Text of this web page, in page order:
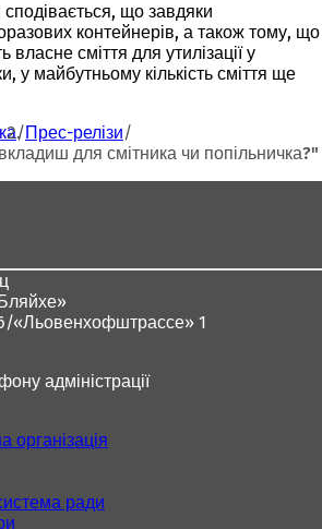
сподівається, що завдяки
контейнерів, а також тому, що
сміття для утилізації у
у майбутньому кількість сміття ще
Прес-релізи
для смітника чи попільничка?"
«Льовенхофштрассе» 1
адміністрації
організація
ради